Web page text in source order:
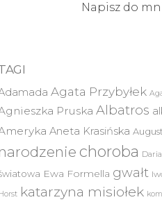
Napisz do
Agata Przybyłek
Pruska Albatros
Aneta Krasińska
narodzenie choroba
Ewa Formella gwałt
katarzyna misiołek